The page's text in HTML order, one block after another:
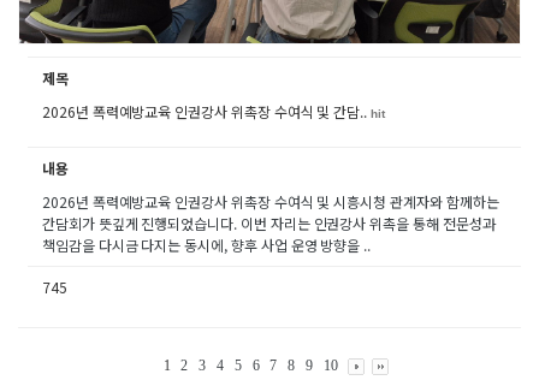
제목
2026년 폭력예방교육 인권강사 위촉장 수여식 및 간담..hit
내용
2026년 폭력예방교육 인권강사 위촉장 수여식 및 시흥시청 관계자와 함께하는
간담회가 뜻깊게 진행되었습니다. 이번 자리는 인권강사 위촉을 통해 전문성과
책임감을 다시금 다지는 동시에, 향후 사업 운영 방향을 ..
745
1 2 3 4 5 6 7 8 9 10